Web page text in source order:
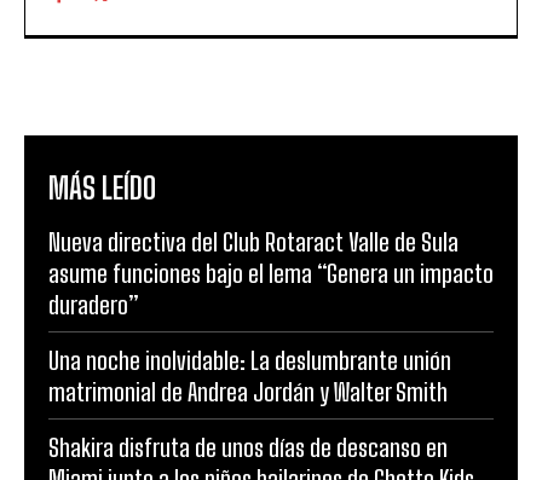
MÁS LEÍDO
Nueva directiva del Club Rotaract Valle de Sula
asume funciones bajo el lema “Genera un impacto
duradero”
Una noche inolvidable: La deslumbrante unión
matrimonial de Andrea Jordán y Walter Smith
Shakira disfruta de unos días de descanso en